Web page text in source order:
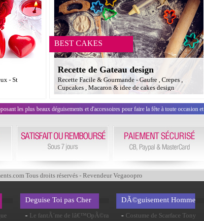
- St
BEST CAKES
Recette de Gateau design
Recette Facile & Gourmande - Gaufre , Crepes ,
Cupcakes , Macaron & idee de cakes design
les plus beaux déguisements et d'accessoires pour faire la fête à toute occasion et
Tous droits réservés - Revendeur Vegaoopro
Deguise Toi pas Cher
- Le fantÃ´me de lâ€™OpÃ©ra
DÃ©guisement Homme
- Costume de Scarface Tony